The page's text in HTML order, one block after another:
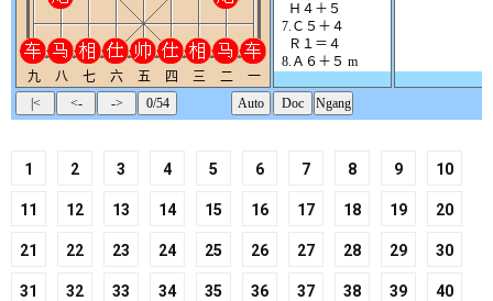
1 2 3 4 5 6 7 8 9 10
11 12 13 14 15 16 17 18 19 20
21 22 23 24 25 26 27 28 29 30
31 32 33 34 35 36 37 38 39 40